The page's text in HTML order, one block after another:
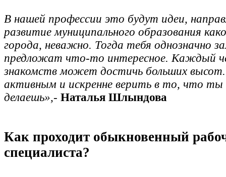
В нашей профессии это будут идеи,
развитие муниципального образования
города, неважно. Тогда тебя однозначно
предложат что-то интересное. Каждый
знакомств может достичь больших
активным и искренне верить в то, что ты
делаешь»,- Наталья Шлындова
Как проходит обыкновенный
специалиста?